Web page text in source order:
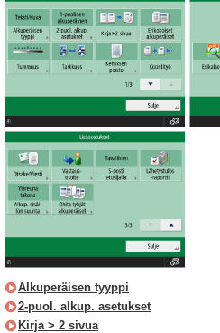
Alkuperäisen tyyppi
2-puol. alkup. asetukset
Kirja > 2 sivua